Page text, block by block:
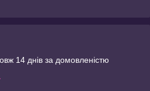
14 днів за домовленістю